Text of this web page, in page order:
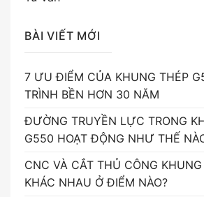
BÀI VIẾT MỚI
7 ƯU ĐIỂM CỦA KHUNG THÉP
TRÌNH BỀN HƠN 30 NĂM
ĐƯỜNG TRUYỀN LỰC TRONG
G550 HOẠT ĐỘNG NHƯ THẾ
CNC VÀ CẮT THỦ CÔNG
KHÁC NHAU Ở ĐIỂM NÀO?